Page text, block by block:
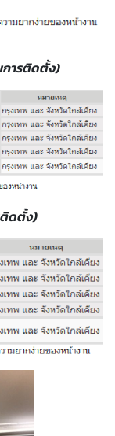
การติดตั้ง)
ติดตั้ง)